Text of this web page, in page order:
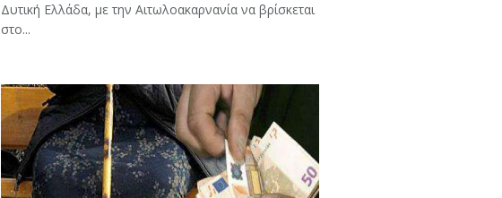
Δυτική Ελλάδα, με την Αιτωλοακαρνανία να βρίσκεται
στο...